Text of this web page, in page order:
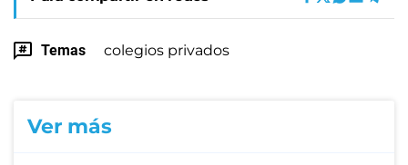
Temas colegios privados
Ver más